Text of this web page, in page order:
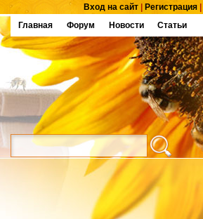
Вход на сайт Регистрация
Главная
Форум Новости Статьи